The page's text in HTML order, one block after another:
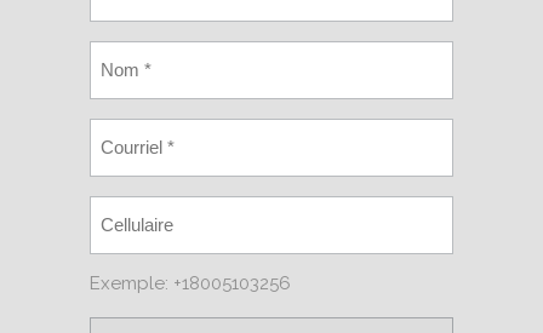
Exemple: +18005103256